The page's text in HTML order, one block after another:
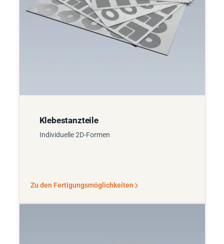
Klebestanzteile
Individuelle 2D-Formen
Zu den Fertigungsmöglichkeiten